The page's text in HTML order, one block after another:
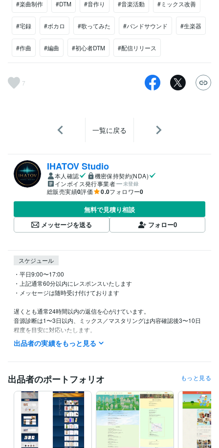
#楽曲制作 #DTM #音作り #音楽活動 #ミックス改善
#宅録 #ボカロ #歌ってみた #バンドサウンド #生楽器
#作曲 #編曲 #初心者DTM #配信リリース
7
一覧に戻る
IHATOV Studio
本人確認
機密保持契約(NDA)
インボイス発行事業者
未登録
総販売実績0評価 0.0フォロワー0
無料で見積り相談
メッセージを送る
フォロー0
スケジュール
・平日9:00〜17:00
・上記通常60分以内にレスポンスいたします
・メッセージは随時受け付けております
遅くとも通常24時間以内の返信を心がけています。
音源診断は1〜3日以内、ミックス／マスタリングは内容確認後3〜10日
程度を目安に対応いたします。
ホームページ制作は、素材が揃ってから5〜10日程度が目安です。
初めての方にも分かりやすく丁寧に対応いたしますので、お気軽にご相
談ください。
経験職種
デザイナー / Webデザイナー 経験年数 : 13年
クリエイター / 音楽家・作曲家・作詞家 経験年数 : 18年
エンジニア / その他エンジニア 経験年数 : 15年
出品者の実績をもっと見る
出品者のポートフォリオ もっと見る